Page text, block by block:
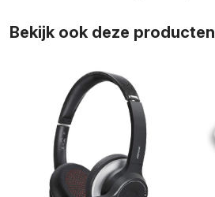
Bekijk ook deze producten